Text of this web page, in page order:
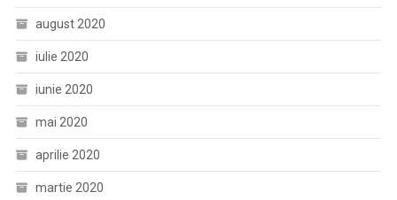
august 2020
iulie 2020
iunie 2020
mai 2020
aprilie 2020
martie 2020